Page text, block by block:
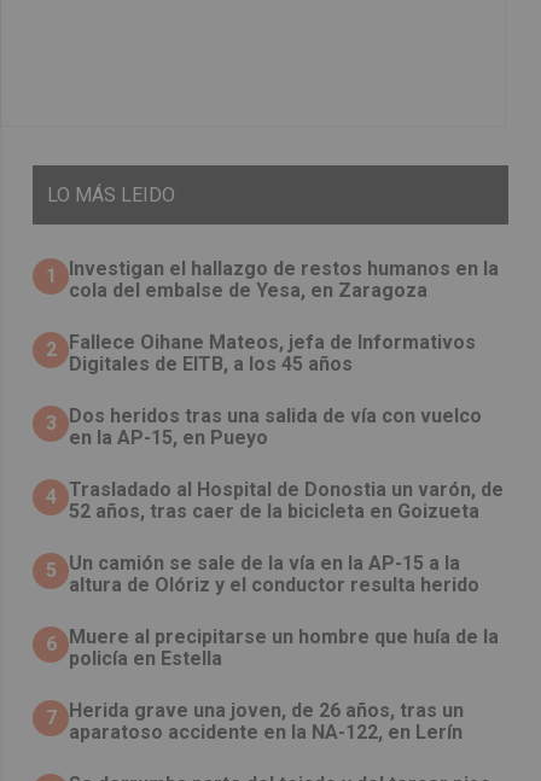
LO MÁS LEIDO
1
Investigan el hallazgo de restos humanos en la
cola del embalse de Yesa, en Zaragoza
2 Fallece Oihane Mateos, jefa de Informativos
Digitales de EITB, a los 45 años
3
Dos heridos tras una salida de vía con vuelco
en la AP-15, en Pueyo
4 Trasladado al Hospital de Donostia un varón, de
52 años, tras caer de la bicicleta en Goizueta
5
Un camión se sale de la vía en la AP-15 a la
altura de Olóriz y el conductor resulta herido
6 Muere al precipitarse un hombre que huía de la
policía en Estella
7 Herida grave una joven, de 26 años, tras un
aparatoso accidente en la NA-122, en Lerín